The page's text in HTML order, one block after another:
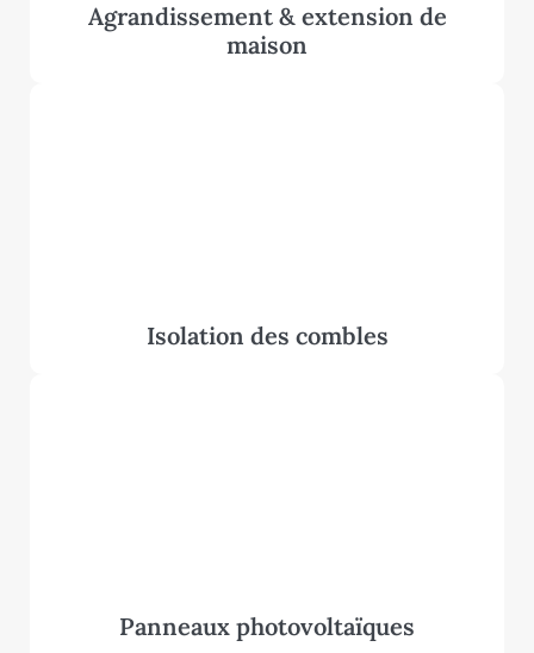
Agrandissement & extension de
maison
Isolation des combles
Panneaux photovoltaïques